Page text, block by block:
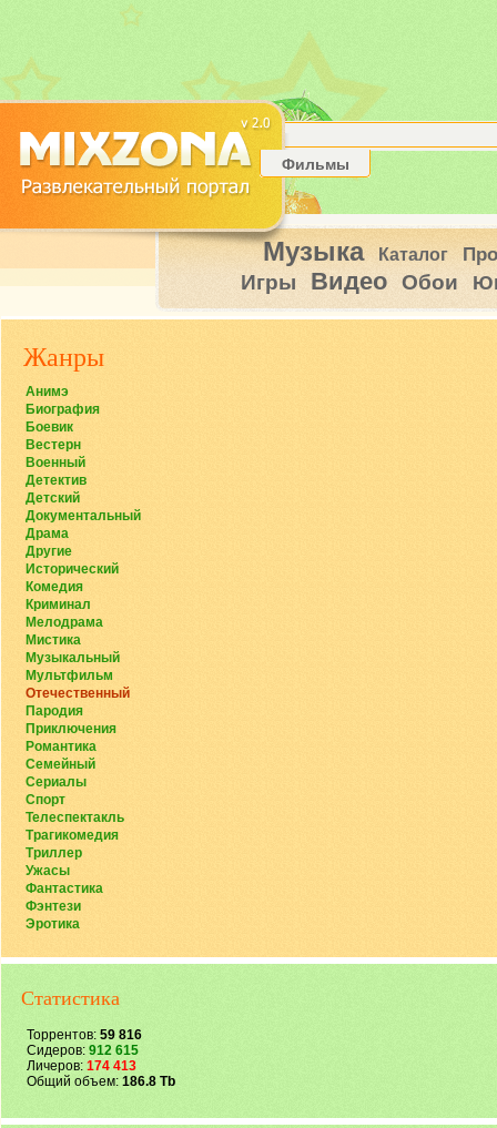
Фильмы
Музыка Каталог
Игры Видео Обои
Жанры
Анимэ
Биография
Боевик
Вестерн
Военный
Детектив
Детский
Документальный
Драма
Другие
Исторический
Комедия
Криминал
Мелодрама
Мистика
Музыкальный
Мультфильм
Отечественный
Пародия
Приключения
Романтика
Семейный
Сериалы
Спорт
Телеспектакль
Трагикомедия
Триллер
Ужасы
Фантастика
Фэнтези
Эротика
Статистика
Торрентов: 59 816
Сидеров: 912 615
Личеров: 174 413
Общий объем: 186.8 Tb